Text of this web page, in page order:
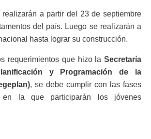
realizarán a partir del 23 de septiembre
del país. Luego se realizarán a
hasta lograr su construcción.
requerimientos que hizo la Secretaría
y Programación de la
, se debe cumplir con las fases
la que participarán los jóvenes